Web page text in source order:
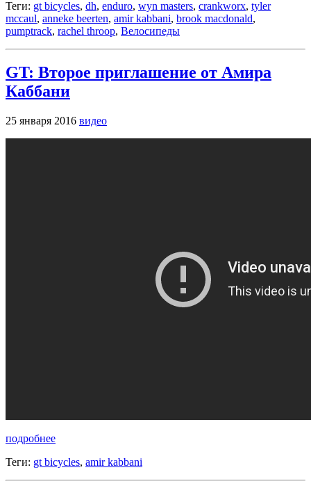
Теги: gt bicycles, dh, enduro, wyn masters, crankworx, tyler
mccaul, anneke beerten, amir kabbani, brook macdonald,
pumptrack, rachel throop, Велосипеды
GT: Второе приглашение от Амира
Каббани
25 января 2016 видео
подробнее
Теги: gt bicycles, amir kabbani